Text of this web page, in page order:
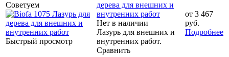
Советуем
Быстрый просмотр
дерева для внешних и
внутренних работ
Нет в наличии
Лазурь для внешних и
внутренних работ.
Сравнить
от 3 467
руб.
Подробнее